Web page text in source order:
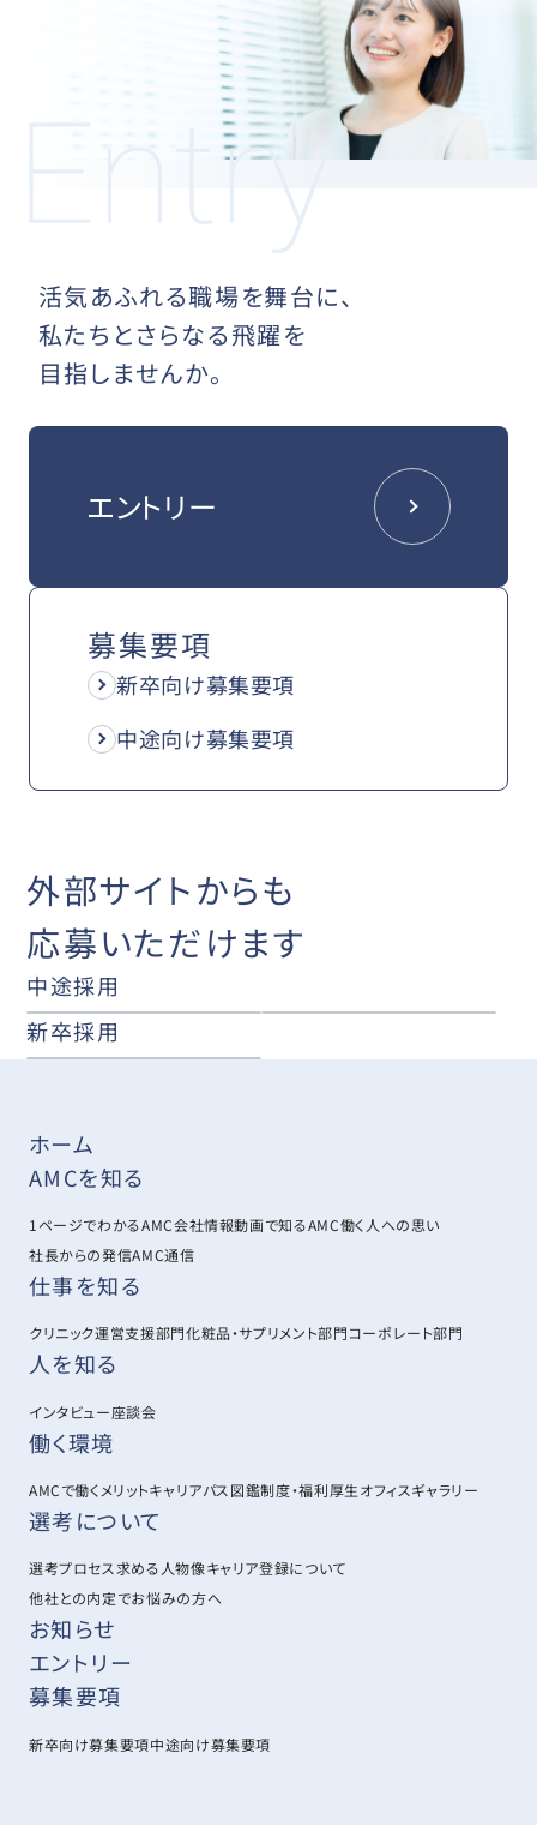
活気あふれる職場を舞台に、
私たちとさらなる飛躍を
目指しませんか。
エントリー
募集要項
新卒向け募集要項
中途向け募集要項
外部サイトからも
応募いただけます
中途採用
新卒採用
ホーム
AMCを知る
1ページでわかるAMC会社情報動画で知るAMC働く人への思い
社長からの発信AMC通信
仕事を知る
クリニック運営支援部門化粧品・サプリメント部門コーポレート部門
人を知る
インタビュー座談会
働く環境
AMCで働くメリットキャリアパス図鑑制度・福利厚生オフィスギャラリー
選考について
選考プロセス求める人物像キャリア登録について
他社との内定でお悩みの方へ
お知らせ
エントリー
募集要項
新卒向け募集要項中途向け募集要項